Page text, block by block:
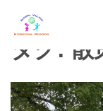
Skip
contentタグ: 散